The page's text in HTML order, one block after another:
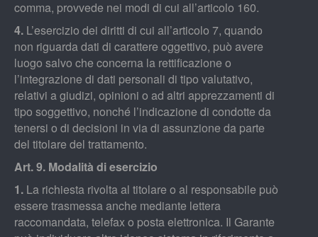
comma, provvede nei modi di cui all’articolo 160.
4. L’esercizio dei diritti di cui all’articolo 7, quando
non riguarda dati di carattere oggettivo, può avere
luogo salvo che concerna la rettificazione o
l’integrazione di dati personali di tipo valutativo,
relativi a giudizi, opinioni o ad altri apprezzamenti di
tipo soggettivo, nonché l’indicazione di condotte da
tenersi o di decisioni in via di assunzione da parte
del titolare del trattamento.
Art. 9. Modalità di esercizio
1. La richiesta rivolta al titolare o al responsabile può
essere trasmessa anche mediante lettera
raccomandata, telefax o posta elettronica. Il Garante